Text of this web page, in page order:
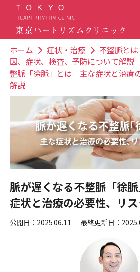
ホーム 症状・治療
不整脈と
因、症状、検査、予防について解説
整脈「徐脈」とは｜主な症状と治療
解説
脈が遅くなる不整脈「徐
症状と治療の必要性、リ
公開日：2025.06.11 最終更新日：